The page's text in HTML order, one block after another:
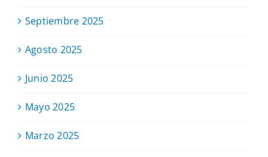
Septiembre 2025
Agosto 2025
Junio 2025
Mayo 2025
Marzo 2025